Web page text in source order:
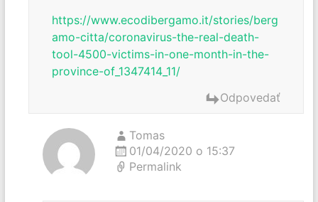
https://www.ecodibergamo.it/stories/berg
amo-citta/coronavirus-the-real-death-
tool-4500-victims-in-one-month-in-the-
province-of_1347414_11/
Odpovedať
Tomas
01/04/2020 o 15:37
Permalink